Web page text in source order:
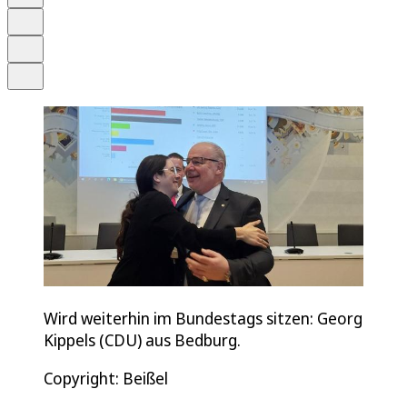
Wird weiterhin im Bundestags sitzen: Georg
Kippels (CDU) aus Bedburg.
Copyright: Beißel